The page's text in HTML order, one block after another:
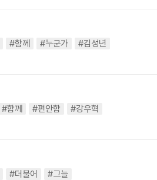
#함께 #누군가 #김성년
#함께 #편안함 #강우혁
#더불어
#그늘